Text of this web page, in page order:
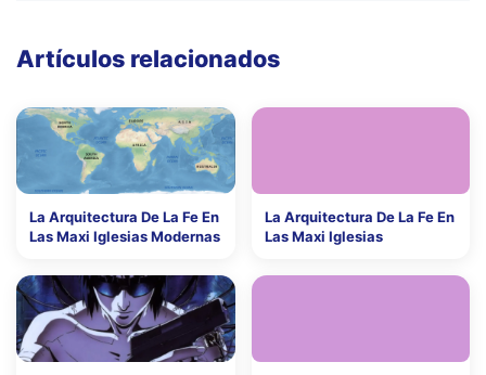
Artículos relacionados
La Arquitectura De La Fe En
Las Maxi Iglesias Modernas
La Arquitectura De La Fe En
Las Maxi Iglesias